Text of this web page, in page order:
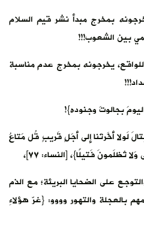
بمخرج مبدأ نشر قيم السلام
بين الشعوب!!!
يخرجونه بمخرج عدم مناسبة
بجالوتَ وجنوده}!
لَولا أَخَّرتَنا إِلى أَجَلٍ قَريبٍ قُل مَتاعُ
تُظلَمونَ فَتيلًا}، [النساء: ٧٧]،
على الضحايا البريئة؛ مع الذم
بالعجلة والتهور وووو: {غرّ هؤلاءِ